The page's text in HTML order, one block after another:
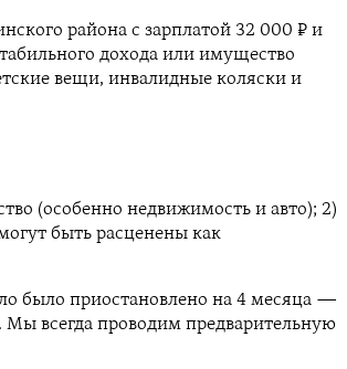
района с зарплатой 32 000 ₽ и
дохода или имущество
вещи, инвалидные коляски и
(особенно недвижимость и авто); 2)
быть расценены как
было приостановлено на 4 месяца —
Мы всегда проводим предварительную